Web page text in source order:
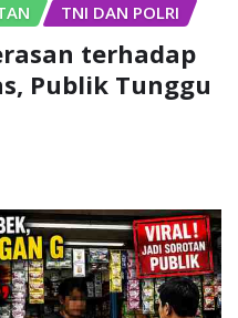
TNI DAN POLRI
terhadap
Publik Tunggu